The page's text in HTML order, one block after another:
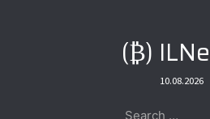
(₿)
10.08.2026
Search